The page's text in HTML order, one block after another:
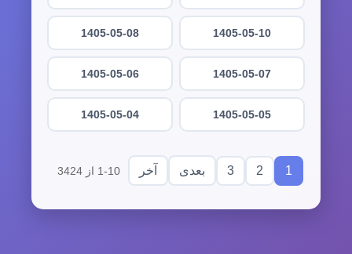
1405-05-10
1405-05-08
1405-05-07
1405-05-06
1405-05-05
1405-05-04
1
2
3 بعدی آخر 1-10 از 3424